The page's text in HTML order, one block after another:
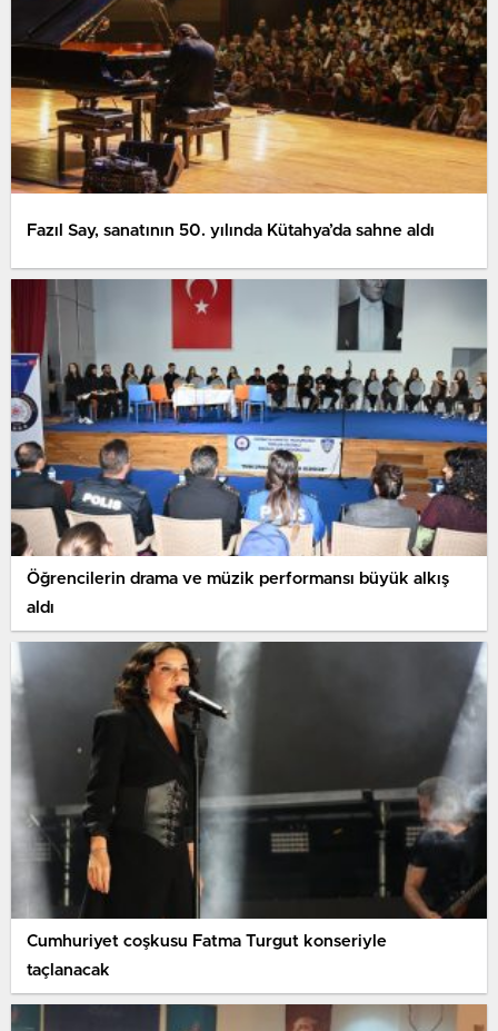
Fazıl Say, sanatının 50. yılında Kütahya’da sahne aldı
Öğrencilerin drama ve müzik performansı büyük alkış
aldı
Cumhuriyet coşkusu Fatma Turgut konseriyle
taçlanacak